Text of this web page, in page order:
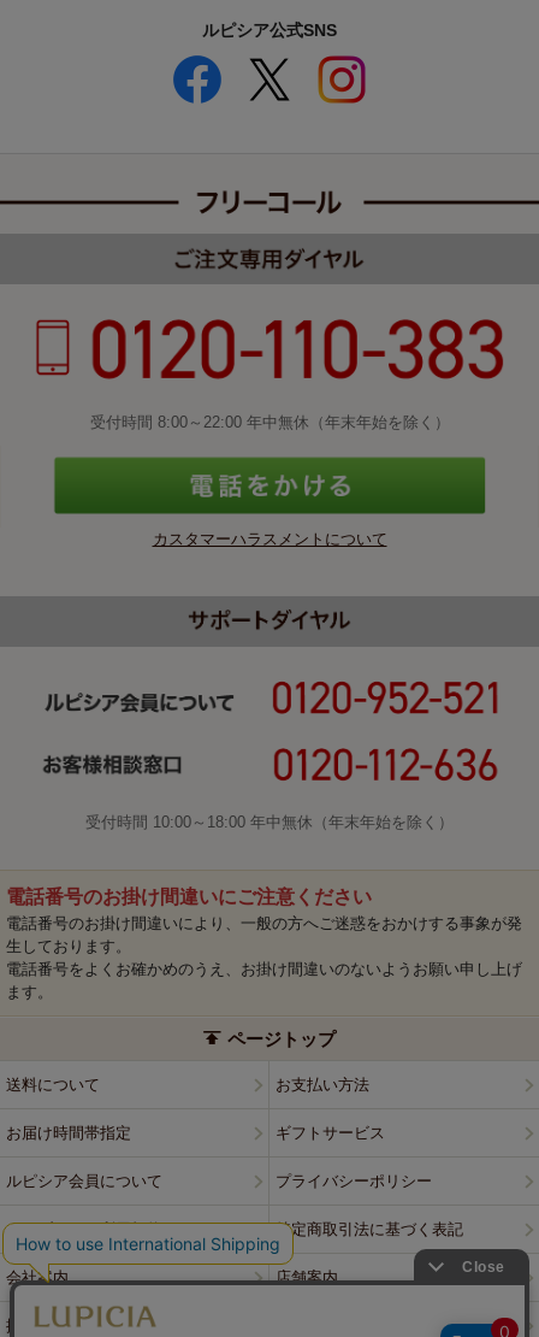
ルピシア公式SNS
受付時間 8:00～22:00 年中無休（年末年始を除く）
カスタマーハラスメントについて
受付時間 10:00～18:00 年中無休（年末年始を除く）
電話番号のお掛け間違いにご注意ください
電話番号のお掛け間違いにより、一般の方へご迷惑をおかけする事象が発
生しております。
電話番号をよくお確かめのうえ、お掛け間違いのないようお願い申し上げ
ます。
ページトップ
送料について お支払い方法
お届け時間帯指定 ギフトサービス
ルピシア会員について プライバシーポリシー
ウェブサイト利用規約 特定商取引法に基づく表記
会社案内 店舗案内
採用情報